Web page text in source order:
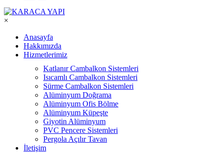
×
Anasayfa
Hakkımızda
Hizmetlerimiz
Katlanır Cambalkon Sistemleri
Isıcamlı Cambalkon Sistemleri
Sürme Cambalkon Sistemleri
Alüminyum Doğrama
Alüminyum Ofis Bölme
Alüminyum Küpeşte
Giyotin Alüminyum
PVC Pencere Sistemleri
Pergola Açılır Tavan
İletişim